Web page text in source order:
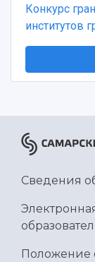
Конкурс
институтов
Сведения
Положение